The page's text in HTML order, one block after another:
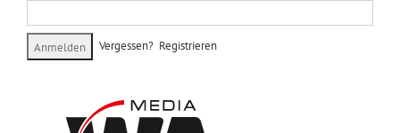
Vergessen? Registrieren